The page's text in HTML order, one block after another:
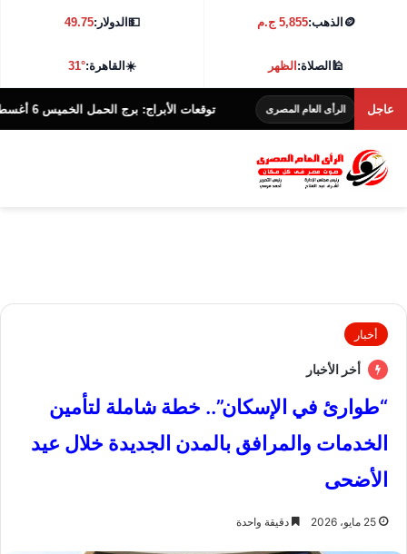
🪙 الذهب:5,855 ج.م 💵الدولار:49.75
🕌الصلاة:الظهر ☀️القاهرة:31°
عاجلالرأى العام المصرى توقعات الأبراج: برج الحمل الخميس 6 أغسطس
أخبار
أخر الأخبار
“طوارئ في الإسكان”.. خطة شاملة لتأمين
الخدمات والمرافق بالمدن الجديدة خلال عيد
الأضحى
25 مايو، 2026 دقيقة واحدة